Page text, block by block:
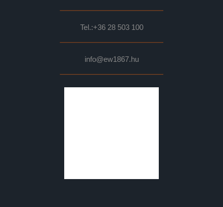
Tel.:+36 28 503 100
info@ew1867.hu